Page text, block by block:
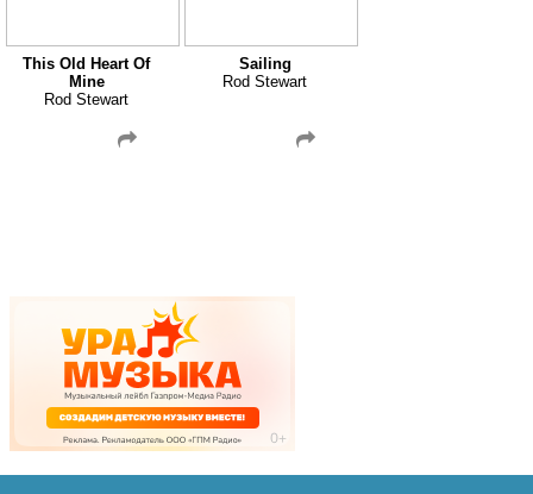
This Old Heart Of
Mine
Rod Stewart
Sailing
Rod Stewart